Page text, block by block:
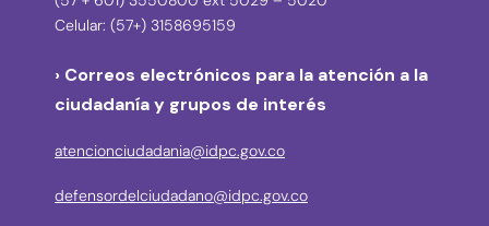
Celular: (57+) 3158695159
› Correos electrónicos para la atención a la
ciudadanía y grupos de interés
atencionciudadania@idpc.gov.co
defensordelciudadano@idpc.gov.co